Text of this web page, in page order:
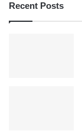
Recent Posts